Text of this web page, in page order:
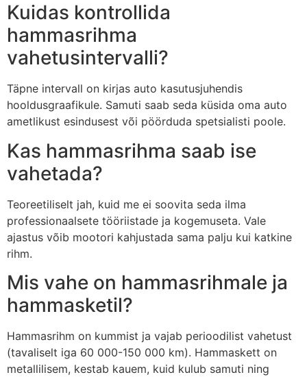
Kuidas kontrollida
hammasrihma
vahetusintervalli?
Täpne intervall on kirjas auto kasutusjuhendis
hooldusgraafikule. Samuti saab seda küsida oma auto
ametlikust esindusest või pöörduda spetsialisti poole.
Kas hammasrihma saab ise
vahetada?
Teoreetiliselt jah, kuid me ei soovita seda ilma
professionaalsete tööriistade ja kogemuseta. Vale
ajastus võib mootori kahjustada sama palju kui katkine
rihm.
Mis vahe on hammasrihmale ja
hammasketil?
Hammasrihm on kummist ja vajab perioodilist vahetust
(tavaliselt iga 60 000-150 000 km). Hammaskett on
metallilisem, kestab kauem, kuid kulub samuti ning